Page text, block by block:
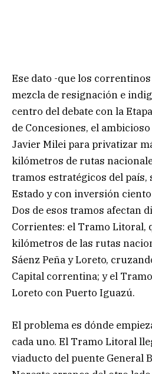
Ese dato -que los
mezcla de resignación e
centro del debate con la
de Concesiones, el
Javier Milei para privatizar
kilómetros de rutas
tramos estratégicos del país,
Estado y con inversión
Dos de esos tramos afectan
Corrientes: el Tramo Litoral,
kilómetros de las rutas
Sáenz Peña y Loreto,
Capital correntina; y el
Loreto con Puerto Iguazú.
El problema es dónde
cada uno. El Tramo Litoral
viaducto del puente General